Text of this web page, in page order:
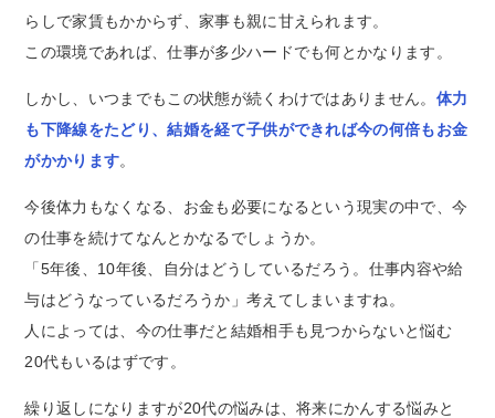
らしで家賃もかからず、家事も親に甘えられます。
この環境であれば、仕事が多少ハードでも何とかなります。
しかし、いつまでもこの状態が続くわけではありません。 体力
も下降線をたどり、結婚を経て子供ができれば今の何倍もお金
がかかります。
今後体力もなくなる、お金も必要になるという現実の中で、今
の仕事を続けてなんとかなるでしょうか。
「5年後、10年後、自分はどうしているだろう。仕事内容や給
与はどうなっているだろうか」考えてしまいますね。
人によっては、今の仕事だと結婚相手も見つからないと悩む
20代もいるはずです。
繰り返しになりますが20代の悩みは、将来にかんする悩みと